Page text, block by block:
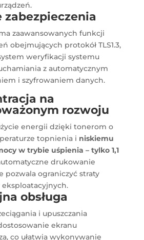
zabezpieczenia
zaawansowanych funkcji
obejmujących protokół TLS1.3,
weryfikacji systemu
z automatycznym
i szyfrowaniem danych.
na
rozwoju
energii dzięki tonerom o
topnienia i niskiemu
w trybie uśpienia – tylko 1,1
drukowanie
pozwala ograniczyć straty
eksploatacyjnych.
obsługa
i upuszczania
ekranu
co ułatwia wykonywanie